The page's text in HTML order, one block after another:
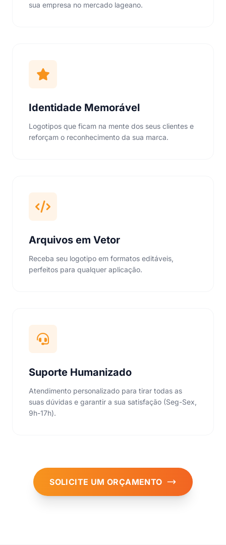
sua empresa no mercado lageano.
Identidade Memorável
Logotipos que ficam na mente dos seus clientes e
reforçam o reconhecimento da sua marca.
Arquivos em Vetor
Receba seu logotipo em formatos editáveis,
perfeitos para qualquer aplicação.
Suporte Humanizado
Atendimento personalizado para tirar todas as
suas dúvidas e garantir a sua satisfação (Seg-Sex,
9h-17h).
SOLICITE UM ORÇAMENTO